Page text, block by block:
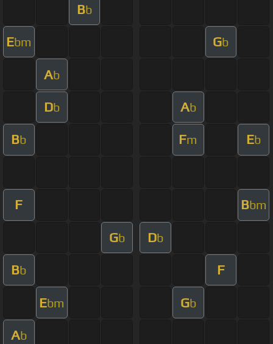
Bb
Ebm Gb
Ab
Db Ab
Bb Fm Eb
F Bbm
Gb Db
Bb F
Ebm Gb
Ab